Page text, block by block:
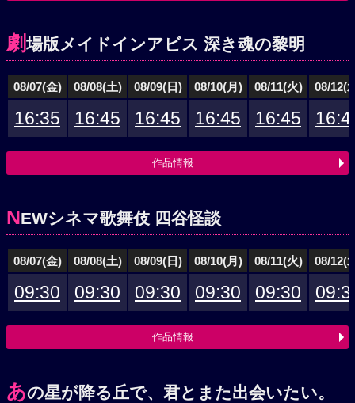
劇場版メイドインアビス 深き魂の黎明
08/07(金) 08/08(土) 08/09(日) 08/10(月) 08/11(火) 08/12(
16:35 16:45 16:45 16:45 16:45
作品情報
NEWシネマ歌舞伎 四谷怪談
08/07(金) 08/08(土) 08/09(日) 08/10(月) 08/11(火) 08/12(
09:30 09:30 09:30 09:30 09:30
作品情報
あの星が降る丘で、君とまた出会いたい。